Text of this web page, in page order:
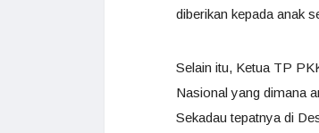
diberikan kepada anak
Selain itu, Ketua TP
Nasional yang dimana
Sekadau tepatnya di